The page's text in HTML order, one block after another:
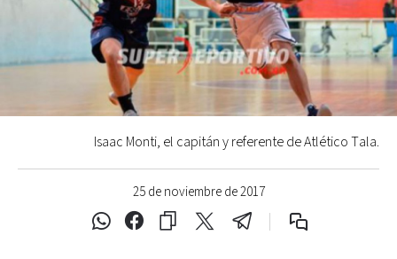
25 de noviembre de 2017
Isaac Monti, el capitán y referente de Atlético Tala.